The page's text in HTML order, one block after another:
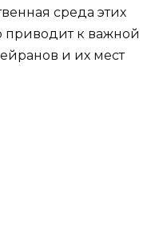
среда этих
приводит к важной
и их мест